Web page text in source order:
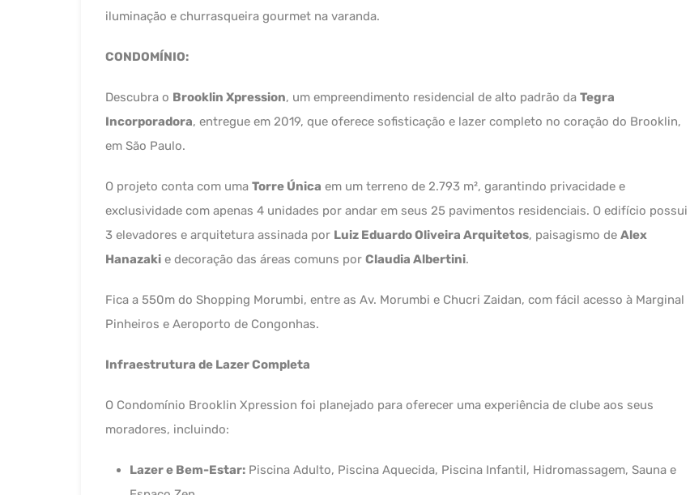
iluminação e churrasqueira gourmet na varanda.
CONDOMÍNIO:
Descubra o Brooklin Xpression, um empreendimento residencial de alto padrão da Tegra
Incorporadora, entregue em 2019, que oferece sofisticação e lazer completo no coração do Brooklin,
em São Paulo.
O projeto conta com uma Torre Única em um terreno de 2.793 m², garantindo privacidade e
exclusividade com apenas 4 unidades por andar em seus 25 pavimentos residenciais. O edifício possui
3 elevadores e arquitetura assinada por Luiz Eduardo Oliveira Arquitetos, paisagismo de Alex
Hanazaki e decoração das áreas comuns por Claudia Albertini.
Fica a 550m do Shopping Morumbi, entre as Av. Morumbi e Chucri Zaidan, com fácil acesso à Marginal
Pinheiros e Aeroporto de Congonhas.
Infraestrutura de Lazer Completa
O Condomínio Brooklin Xpression foi planejado para oferecer uma experiência de clube aos seus
moradores, incluindo:
Lazer e Bem-Estar: Piscina Adulto, Piscina Aquecida, Piscina Infantil, Hidromassagem, Sauna e